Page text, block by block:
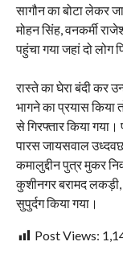
सागौन का बोटा लेकर
मोहन सिंह, वनकर्मी
पहुंचा गया जहां दो
रास्ते का घेरा बंदी कर
भागने का प्रयास किया
से गिरफ्तार किया
पारस जायसवाल
कमालुद्दीन पुत्र मुकर
कुशीनगर बरामद लकड़ी,
सुपुर्दग किया गया।
Post Views: